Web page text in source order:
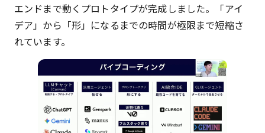
エンドまで動くプロトタイプが完成しました。「アイ
デア」から「形」になるまでの時間が極限まで短縮さ
れています。